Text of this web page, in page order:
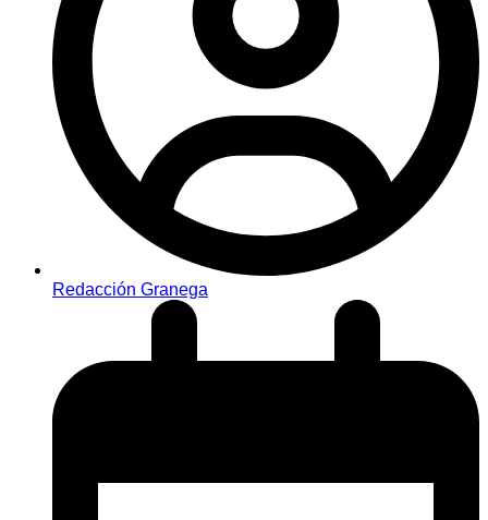
Redacción Granega